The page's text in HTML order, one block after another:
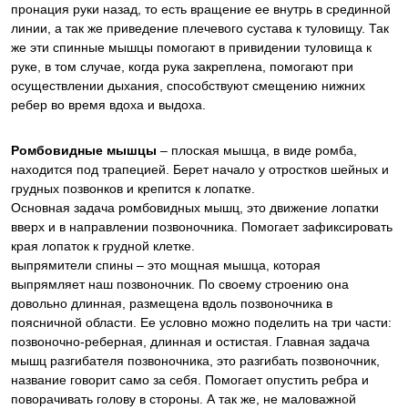
пронация руки назад, то есть вращение ее внутрь в срединной
линии, а так же приведение плечевого сустава к туловищу. Так
же эти спинные мышцы помогают в привидении туловища к
руке, в том случае, когда рука закреплена, помогают при
осуществлении дыхания, способствуют смещению нижних
ребер во время вдоха и выдоха.
Ромбовидные мышцы – плоская мышца, в виде ромба,
находится под трапецией. Берет начало у отростков шейных и
грудных позвонков и крепится к лопатке.
Основная задача ромбовидных мышц, это движение лопатки
вверх и в направлении позвоночника. Помогает зафиксировать
края лопаток к грудной клетке.
выпрямители спины – это мощная мышца, которая
выпрямляет наш позвоночник. По своему строению она
довольно длинная, размещена вдоль позвоночника в
поясничной области. Ее условно можно поделить на три части:
позвоночно-реберная, длинная и остистая. Главная задача
мышц разгибателя позвоночника, это разгибать позвоночник,
название говорит само за себя. Помогает опустить ребра и
поворачивать голову в стороны. А так же, не маловажной